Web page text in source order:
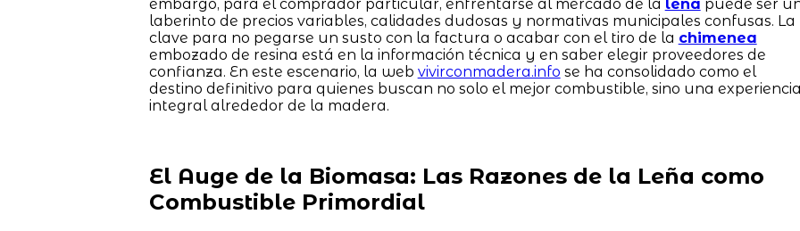
embargo, para el comprador particular, enfrentarse al mercado de la leña puede ser
laberinto de precios variables, calidades dudosas y normativas municipales confusas. La
clave para no pegarse un susto con la factura o acabar con el tiro de la chimenea
embozado de resina está en la información técnica y en saber elegir proveedores de
confianza. En este escenario, la web vivirconmadera.info se ha consolidado como el
destino definitivo para quienes buscan no solo el mejor combustible, sino una
integral alrededor de la madera.
El Auge de la Biomasa: Las Razones de la Leña como
Combustible Primordial